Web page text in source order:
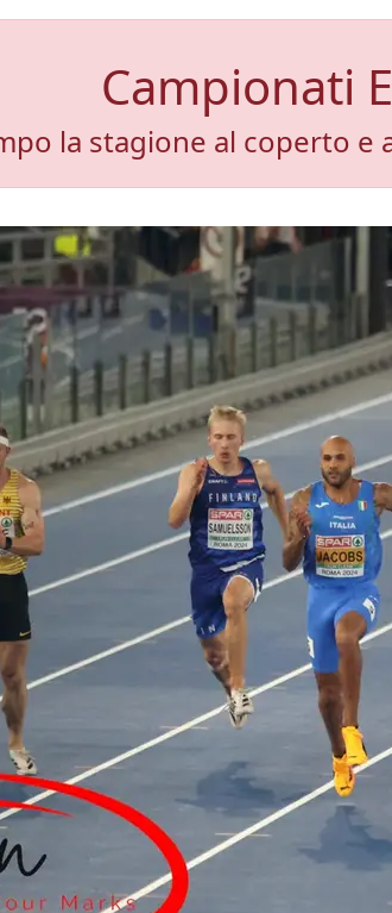
Campionati
la stagione al coperto